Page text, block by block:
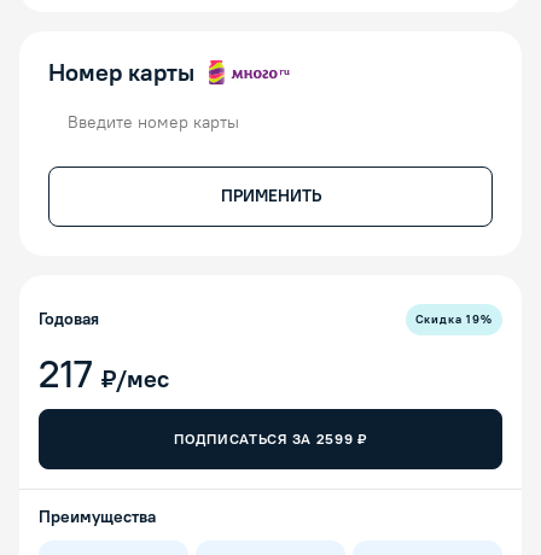
Номер карты
ПРИМЕНИТЬ
Годовая Скидка19%
217 ₽/мес
ПОДПИСАТЬСЯ ЗА 2599 ₽
Преимущества